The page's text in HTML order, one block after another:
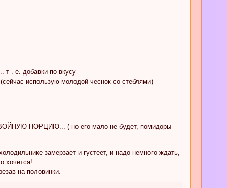
т . е. добавки по вкусу
использую молодой чеснок со стеблями)
ПОРЦИЮ... ( но его мало не будет, помидоры
замерзает и густеет, и надо немного ждать,
хочется!
на половинки.